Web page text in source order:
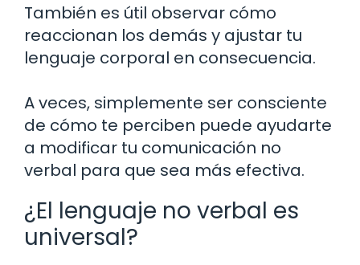
También es útil observar cómo
reaccionan los demás y ajustar tu
lenguaje corporal en consecuencia.
A veces, simplemente ser consciente
de cómo te perciben puede ayudarte
a modificar tu comunicación no
verbal para que sea más efectiva.
¿El lenguaje no verbal es
universal?